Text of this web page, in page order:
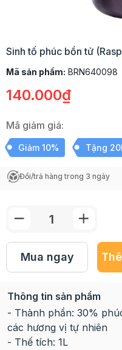
Sinh tố phúc bồn tử
Mã sản phẩm: BRN640098
140.000₫
Mã giảm giá:
Giảm 10% Tặng
Đổi/trả hàng trong 3 ngày
Mua ngay
Thông tin sản phẩm
- Thành phần: 30%
các hương vị tự nhiên
- Thế tích: 1L